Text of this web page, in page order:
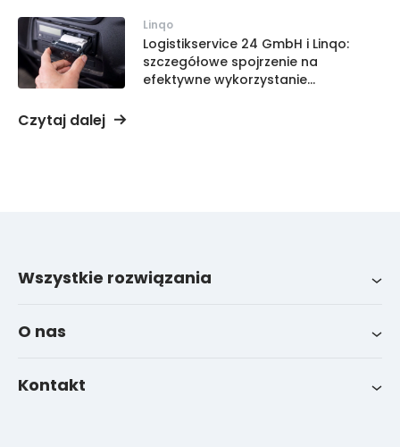
Linqo
Logistikservice 24 GmbH i Linqo:
szczegółowe spojrzenie na
efektywne wykorzystanie
Czytaj dalej
Wszystkie rozwiązania
Wszystkie integracje
O nas
Wiadomości
Kontakt
FAQ